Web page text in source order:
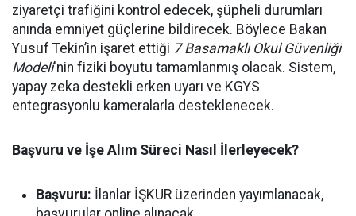
ziyaretçi trafiğini kontrol edecek, şüpheli durumları
anında emniyet güçlerine bildirecek. Böylece Bakan
Yusuf Tekin’in işaret ettiği 7 Basamaklı Okul Güvenliği
Modeli'nin fiziki boyutu tamamlanmış olacak. Sistem,
yapay zeka destekli erken uyarı ve KGYS
entegrasyonlu kameralarla desteklenecek.
Başvuru ve İşe Alım Süreci Nasıl İlerleyecek?
Başvuru: İlanlar İŞKUR üzerinden yayımlanacak,